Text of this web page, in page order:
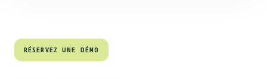
RÉSERVEZ UNE DÉMO
RÉSERVEZ UNE DÉMO